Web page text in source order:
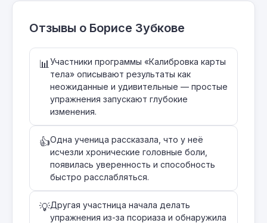
Отзывы о Борисе Зубкове
📊 Участники программы «Калибровка карты
тела» описывают результаты как
неожиданные и удивительные — простые
упражнения запускают глубокие
изменения.
👍Одна ученица рассказала, что у неё
исчезли хронические головные боли,
появилась уверенность и способность
быстро расслабляться.
💡Другая участница начала делать
упражнения из-за псориаза и обнаружила